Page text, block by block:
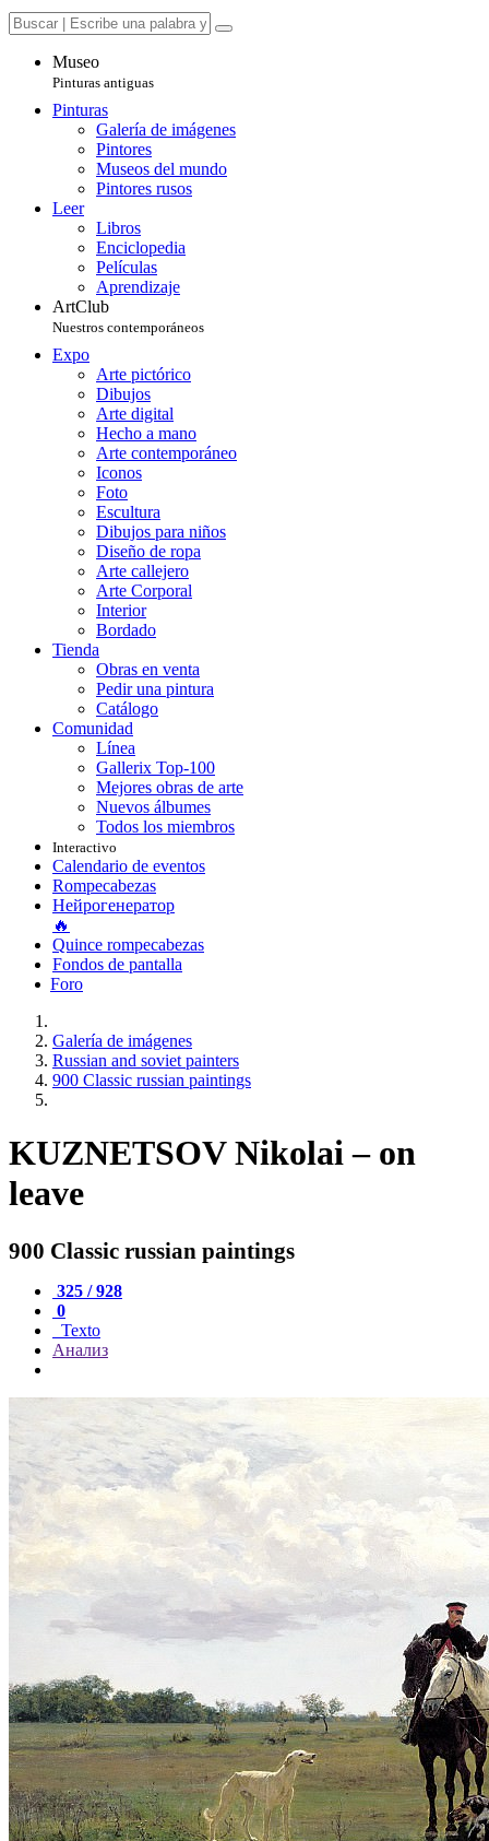
Museo
Pinturas antiguas
Pinturas
Galería de imágenes
Pintores
Museos del mundo
Pintores rusos
Leer
Libros
Enciclopedia
Películas
Aprendizaje
ArtClub
Nuestros contemporáneos
Expo
Arte pictórico
Dibujos
Arte digital
Hecho a mano
Arte contemporáneo
Iconos
Foto
Escultura
Dibujos para niños
Diseño de ropa
Arte callejero
Arte Corporal
Interior
Bordado
Tienda
Obras en venta
Pedir una pintura
Catálogo
Comunidad
Línea
Gallerix Top-100
Mejores obras de arte
Nuevos álbumes
Todos los miembros
Interactivo
Calendario de eventos
Rompecabezas
Нейрогенератор
🔥
Quince rompecabezas
Fondos de pantalla
Foro
Galería de imágenes
Russian and soviet painters
900 Classic russian paintings
KUZNETSOV Nikolai – on
leave
900 Classic russian paintings
325 / 928
0
Texto
Анализ